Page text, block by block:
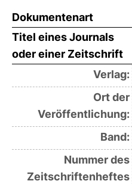
Dokumentenart
Titel eines Journals
oder einer Zeitschrift
Verlag:
Ort der
Veröffentlichung:
Band:
Nummer des
Zeitschriftenheftes